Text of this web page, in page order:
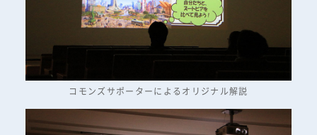
コモンズサポーターによるオリジナル解説